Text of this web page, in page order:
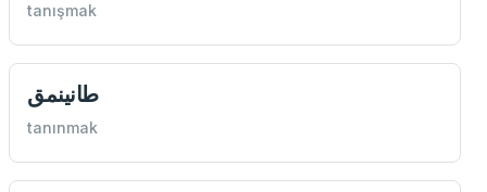
tanışmak
طانينمق
tanınmak